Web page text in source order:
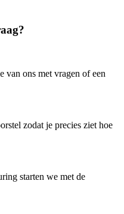
van ons met vragen of een
zodat je precies ziet hoe
starten we met de